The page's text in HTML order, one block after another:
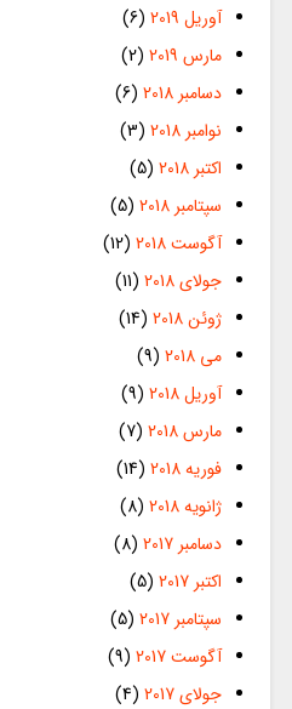
آوریل 2019
(6)
مارس 2019
(2)
دسامبر 2018
(6)
نوامبر 2018
(3)
اکتبر 2018
(5)
سپتامبر 2018
(5)
آگوست 2018
(12)
جولای 2018
(11)
ژوئن 2018
(14)
می 2018
(9)
آوریل 2018
(9)
مارس 2018
(7)
فوریه 2018
(14)
ژانویه 2018
(8)
دسامبر 2017
(8)
اکتبر 2017
(5)
سپتامبر 2017
(5)
آگوست 2017
(9)
جولای 2017
(4)